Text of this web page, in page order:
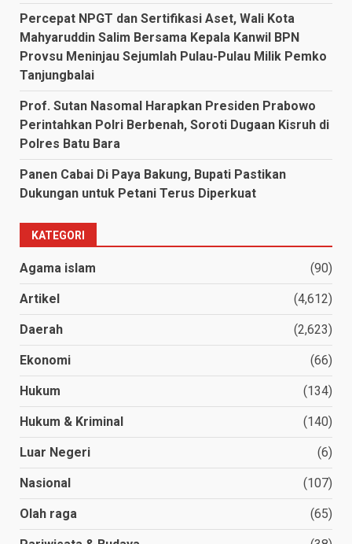
Percepat NPGT dan Sertifikasi Aset, Wali Kota
Mahyaruddin Salim Bersama Kepala Kanwil BPN
Provsu Meninjau Sejumlah Pulau-Pulau Milik Pemko
Tanjungbalai
Prof. Sutan Nasomal Harapkan Presiden Prabowo
Perintahkan Polri Berbenah, Soroti Dugaan Kisruh di
Polres Batu Bara
Panen Cabai Di Paya Bakung, Bupati Pastikan
Dukungan untuk Petani Terus Diperkuat
KATEGORI
Agama islam (90)
Artikel (4,612)
Daerah (2,623)
Ekonomi (66)
Hukum (134)
Hukum & Kriminal (140)
Luar Negeri (6)
Nasional (107)
Olah raga (65)